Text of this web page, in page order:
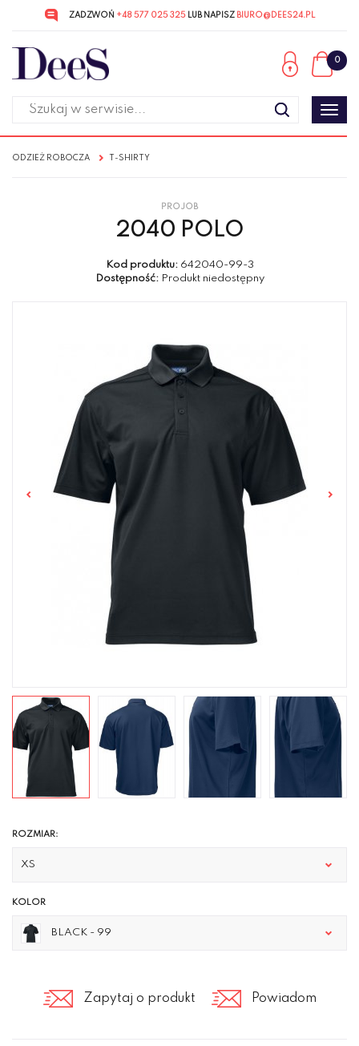
do menu
głównego
do
menu
w
ZADZWOŃ +48 577 025 325LUB NAPISZ BIURO@DEES24.PL
0
ODZIEŻ ROBOCZA T-SHIRTY
PROJOB
2040 POLO
Kod produktu: 642040-99-3
Dostępność: Produkt niedostępny
ROZMIAR:
XS
KOLOR
BLACK - 99
Zapytaj o produkt Powiadom